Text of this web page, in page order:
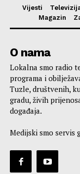
Vijesti
Magazin
O nama
Lokalna smo radio
programa i
Tuzle, društvenih,
gradu, živih
događaja.
Medijski smo servis